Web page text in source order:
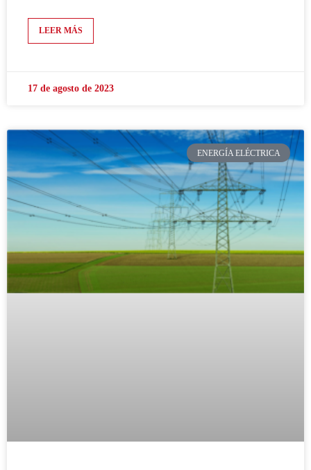
LEER MÁS
17 de agosto de 2023
ENERGÍA ELÉCTRICA